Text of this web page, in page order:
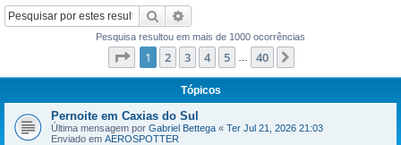
Pesquisar
Pesquisa resultou em mais de 1000 ocorrências
Página de 40
1 2 3 4 5 40
Tópicos
Pernoite em Caxias do Sul
Última mensagem por Gabriel Bettega « Ter Jul 21, 2026 21:03
Enviado em AEROSPOTTER